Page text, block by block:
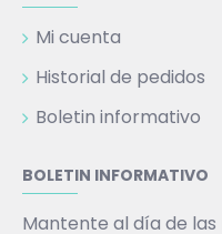
Mi cuenta
Historial de pedidos
Boletin informativo
BOLETIN INFORMATIVO
Mantente al día de